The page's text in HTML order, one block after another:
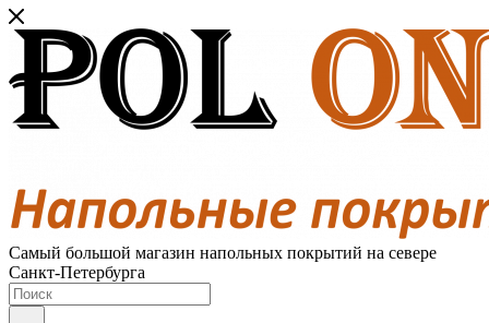
Самый большой магазин напольных покрытий на севере
Санкт-Петербурга